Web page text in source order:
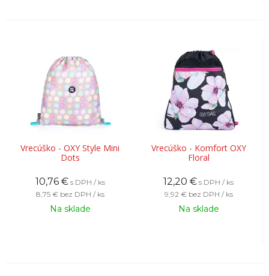
Vrecúško - OXY Style Mini
Dots
10,76 € s DPH / ks
8,75 € bez DPH / ks
Na sklade
Vrecúško - Komfort OXY
Floral
12,20 € s DPH / ks
9,92 € bez DPH / ks
Na sklade